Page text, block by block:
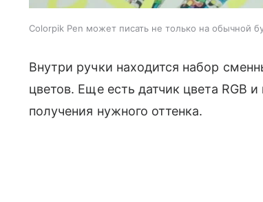
Colorpik Pen может писать не только на обычной
Внутри ручки находится набор
цветов. Еще есть датчик цвета RGB
получения нужного оттенка.